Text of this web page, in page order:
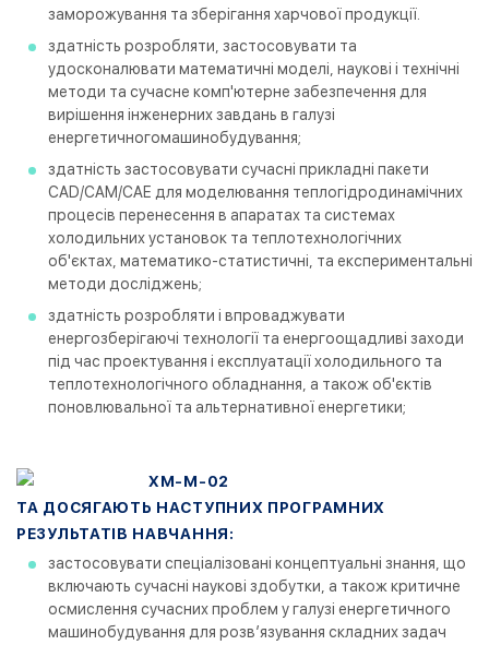
заморожування та зберігання харчової продукції.
здатність розробляти, застосовувати та
удосконалювати математичні моделі, наукові і технічні
методи та сучасне комп'ютерне забезпечення для
вирішення інженерних завдань в галузі
енергетичногомашинобудування;
здатність застосовувати сучасні прикладні пакети
САD/CAM/CAE для моделювання теплогідродинамічних
процесів перенесення в апаратах та системах
холодильних установок та теплотехнологічних
об'єктах, математико-статистичні, та експериментальні
методи досліджень;
здатність розробляти і впроваджувати
енергозберігаючі технології та енергоощадливі заходи
під час проектування і експлуатації холодильного та
теплотехнологічного обладнання, а також об'єктів
поновлювальної та альтернативної енергетики;
ТА ДОСЯГАЮТЬ НАСТУПНИХ ПРОГРАМНИХ
РЕЗУЛЬТАТІВ НАВЧАННЯ:
застосовувати спеціалізовані концептуальні знання, що
включають сучасні наукові здобутки, а також критичне
осмислення сучасних проблем у галузі енергетичного
машинобудування для розв’язування складних задач